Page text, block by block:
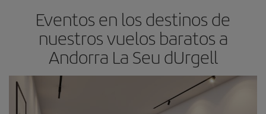
Eventos en los destinos de
nuestros vuelos baratos a
Andorra La Seu dUrgell